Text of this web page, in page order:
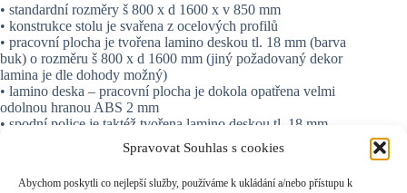
Spravovat Souhlas s cookies
Abychom poskytli co nejlepší služby, používáme k ukládání a/nebo přístupu k
• standardní rozměry š 800 x d 1600 x v 850 mm
• konstrukce stolu je svařena z ocelových profilů
• pracovní plocha je tvořena lamino deskou tl. 18 mm (barva
buk) o rozměru š 800 x d 1600 mm (jiný požadovaný dekor
lamina je dle dohody možný)
• lamino deska – pracovní plocha je dokola opatřena velmi
odolnou hranou ABS 2 mm
• spodní police je taktéž tvořena lamino deskou tl. 18 mm
(barva buk) o rozměru š 675 x d 1540 mm (jiný požadovaný
dekor lamina je dle dohody možný)
mm